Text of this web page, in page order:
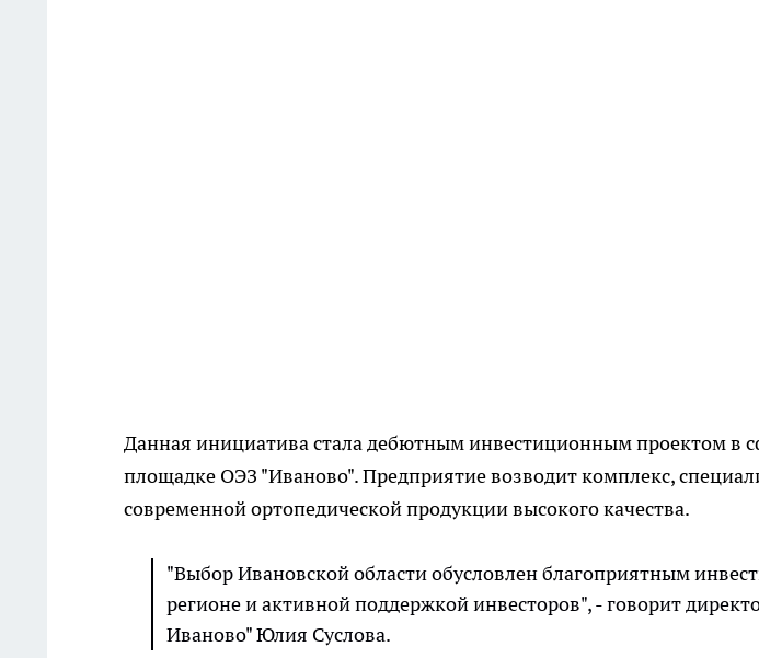
Данная инициатива стала дебютным инвестиционным проектом в
площадке ОЭЗ "Иваново". Предприятие возводит комплекс,
современной ортопедической продукции высокого качества.
"Выбор Ивановской области обусловлен благоприятным
регионе и активной поддержкой инвесторов", - говорит
Иваново" Юлия Суслова.